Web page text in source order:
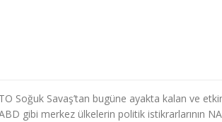
Soğuk Savaş’tan bugüne ayakta kalan ve
gibi merkez ülkelerin politik istikrarlarının